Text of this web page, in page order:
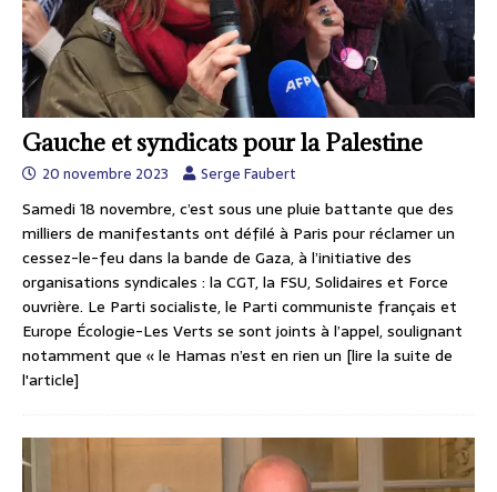
Gauche et syndicats pour la Palestine
20 novembre 2023 Serge Faubert
Samedi 18 novembre, c’est sous une pluie battante que des
milliers de manifestants ont défilé à Paris pour réclamer un
cessez-le-feu dans la bande de Gaza, à l’initiative des
organisations syndicales : la CGT, la FSU, Solidaires et Force
ouvrière. Le Parti socialiste, le Parti communiste français et
Europe Écologie-Les Verts se sont joints à l’appel, soulignant
notamment que « le Hamas n’est en rien un [lire la suite de
l'article]